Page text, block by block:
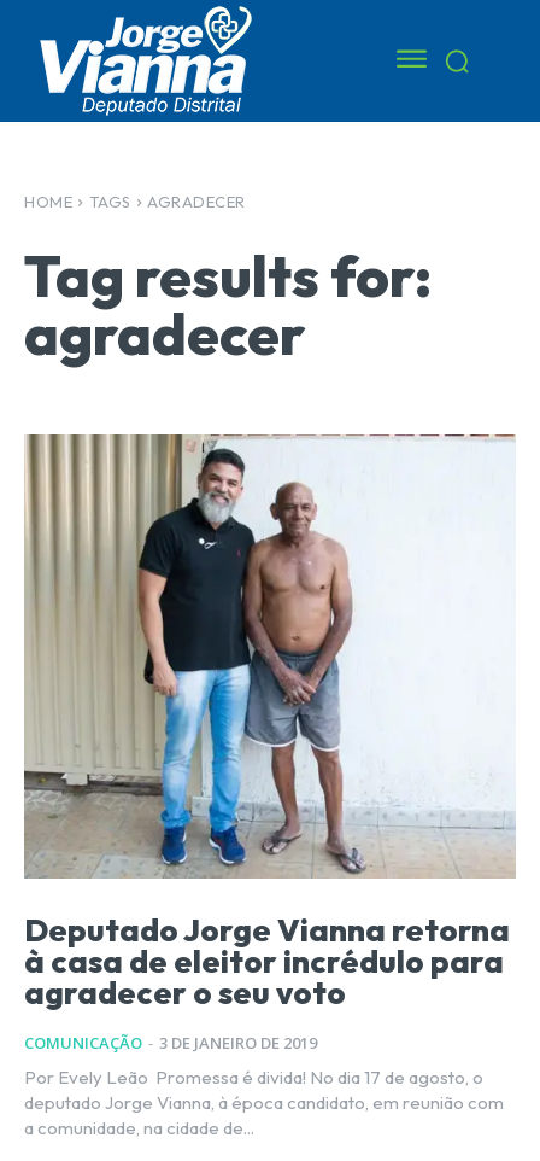
HOME TAGS AGRADECER
Tag results for:
agradecer
Deputado Jorge Vianna retorna
à casa de eleitor incrédulo para
agradecer o seu voto
COMUNICAÇÃO - 3 DE JANEIRO DE 2019
Por Evely Leão Promessa é divida! No dia 17 de agosto, o
deputado Jorge Vianna, à época candidato, em reunião com
a comunidade, na cidade de...